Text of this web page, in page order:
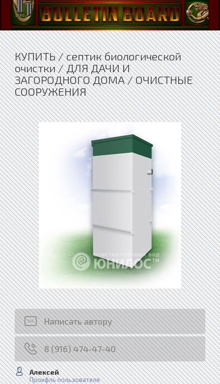
КУПИТЬ / септик биологической
очистки / ДЛЯ ДАЧИ И
ЗАГОРОДНОГО ДОМА / ОЧИСТНЫЕ
СООРУЖЕНИЯ
Написать автору
8 (916) 474-47-40
Алексей
Проифль пользователя